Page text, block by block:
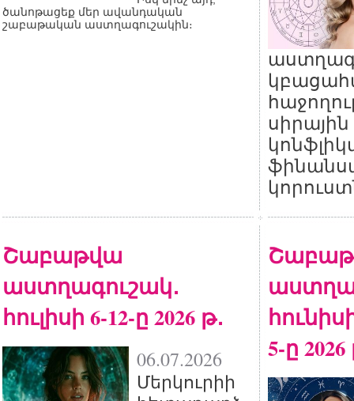
ծանոթացեք մեր ավանդական
շաբաթական աստղագուշակին։
սիրային
Շաբաթվա
աստղագուշակ․
հուլիսի 6-12-ը 2026 թ․
06.07.2026
Մերկուրիի
5-ը 2026